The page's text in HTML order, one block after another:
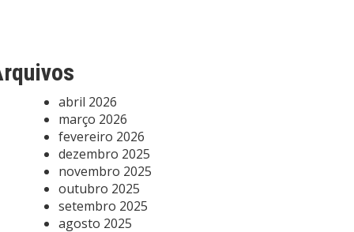
abril 2026
março 2026
fevereiro 2026
dezembro 2025
novembro 2025
outubro 2025
setembro 2025
agosto 2025